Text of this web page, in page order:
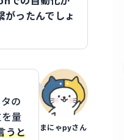
がったんでしょ
まにゃpyさん
の
量
うと